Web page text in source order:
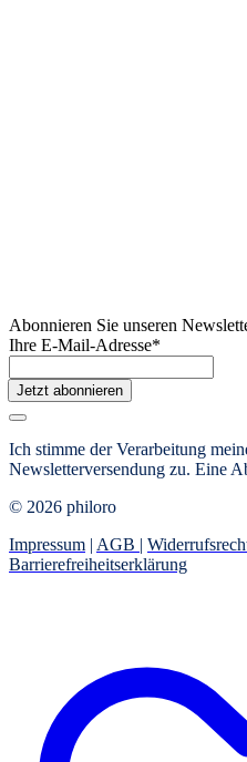
Abonnieren Sie unseren
Ihre E-Mail-Adresse*
Jetzt abonnieren
Ich stimme der Verarbeitung
Newsletterversendung zu. Eine
© 2026 philoro
Impressum | AGB |
Barrierefreiheitserklärung